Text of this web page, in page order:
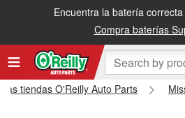
Encuentra la batería
Compra baterías
las tiendas O'Reilly Auto Parts